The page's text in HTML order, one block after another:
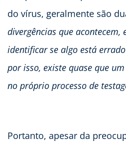
do vírus, geralmente são
divergências que
identificar se algo está
por isso, existe quase que
no próprio processo de
Portanto, apesar da